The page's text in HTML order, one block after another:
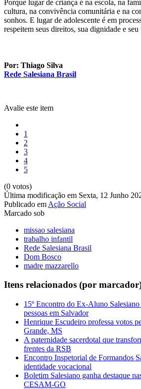
Porque lugar de criança é na escola, na
cultura, na convivência comunitária e na
sonhos. E lugar de adolescente é em
respeitem seus direitos, sua dignidade e
Por: Thiago Silva
Rede Salesiana Brasil
Avalie este item
1
2
3
4
5
(0 votos)
Última modificação em Sexta, 12 Junho
Publicado em Ação Social
Marcado sob
missao salesiana
trabalho infantil
Rede Salesiana Brasil
Dom Bosco
madre mazzarello
Itens relacionados (por
15º Encontro do Ex-Aluno
pessoas em Salvador
Henrique Escudeiro professa votos
Grande, MS
A paternidade sacerdotal que
frentes da RSB
Encontro Inspetorial de Formandos
identidade vocacional
Boletim Salesiano ganha destaque
CESAM-GO